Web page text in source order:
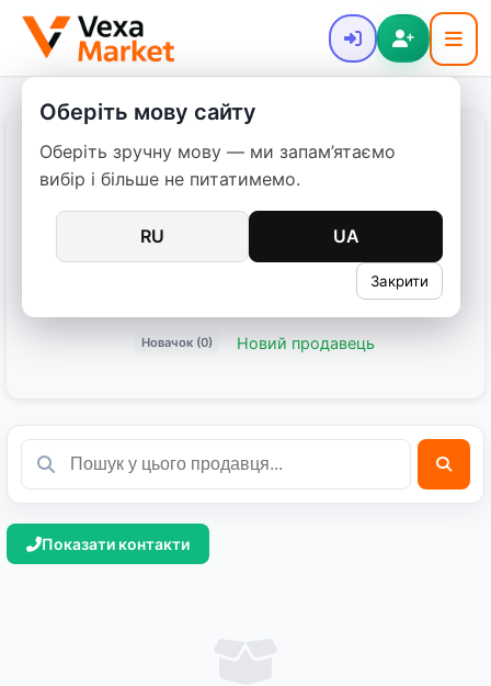
Оберіть мову сайту
Оберіть зручну мову — ми запам’ятаємо
вибір і більше не питатимемо.
RU UA
Закрити
Ілля Дмитрук
Дата реєстрації: 08.03.2026
0 оголошень
Новачок (0) Новий продавець
Показати контакти